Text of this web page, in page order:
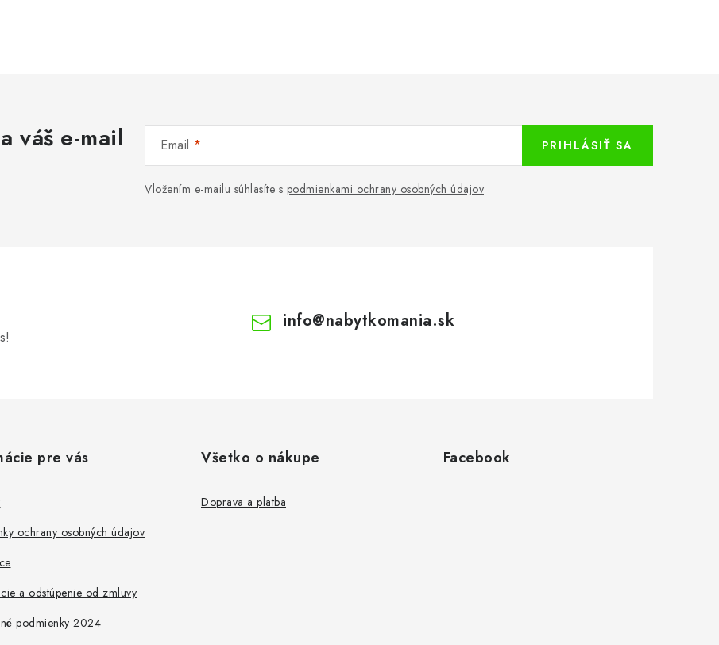
váš e-mail Email
Vložením e-mailu súhlasíte s podmienkami ochrany osobných údajov
PRIHLÁSIŤ SA
info@nabytkomania.sk
pre vás
ochrany osobných údajov
a odstúpenie od zmluvy
podmienky 2024
Všetko o nákupe
Doprava a platba
Facebook